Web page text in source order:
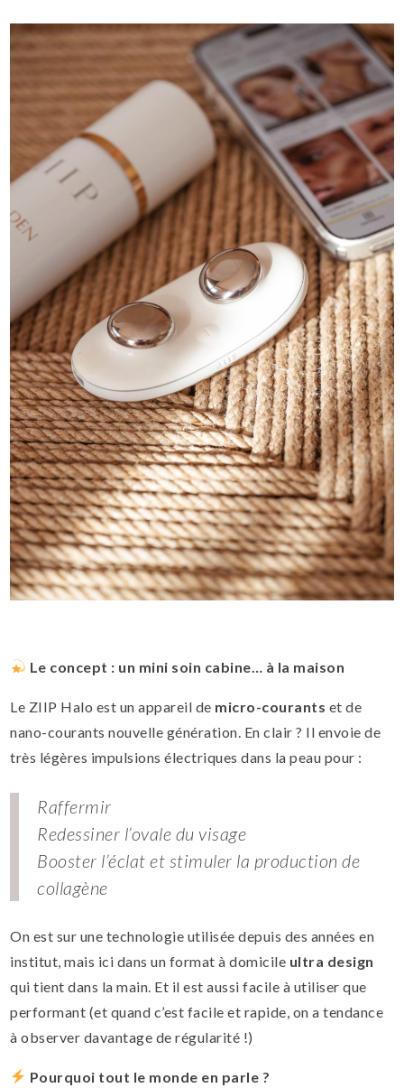
Le concept : un mini soin cabine… à la maison
Le ZIIP Halo est un appareil de micro-courants et de
nano-courants nouvelle génération. En clair ? Il envoie de
très légères impulsions électriques dans la peau pour :
Raffermir
Redessiner l’ovale du visage
Booster l’éclat et stimuler la production de
collagène
On est sur une technologie utilisée depuis des années en
institut, mais ici dans un format à domicile ultra design
qui tient dans la main. Et il est aussi facile à utiliser que
performant (et quand c’est facile et rapide, on a tendance
à observer davantage de régularité !)
Pourquoi tout le monde en parle ?